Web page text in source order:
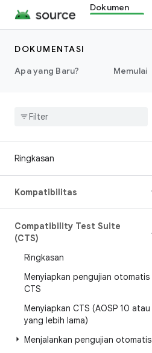
Dokumen
DOKUMENTASI
Apa yang Baru?
Memulai
Ringkasan
Kompatibilitas
Compatibility Test Suite
(CTS)
Ringkasan
Menyiapkan pengujian otomatis
CTS
Menyiapkan CTS (AOSP 10 atau
yang lebih lama)
Menjalankan pengujian otomatis